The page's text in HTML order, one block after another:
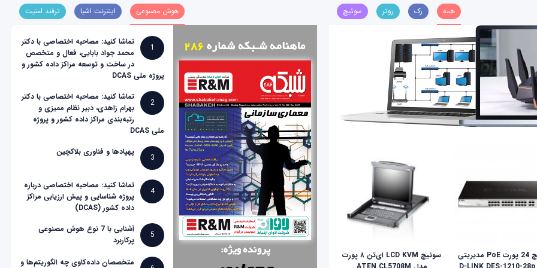
همه رک روتر سوئیچ
سوییچ 24 پورت PoE مدیریتی
سوئيچ LCD KVM ای‌تن ۸ پورت
هوش مصنوعی اینترنت اشیا ترفند امنیت
1
تماشا کنید: مصاحبه اختصاصی با دکتر
محمد جواد بابایی، فعال و متخصص
در ساخت و توسعه مراکز داده کشور و
پروژه ملی DCAS
2
تماشا کنید: مصاحبه اختصاصی با دکتر
بهرام زاهدی، دبیر نظام ممیزی و
رتبه‌بندی مراکز داده کشور و پروژه
ملی DCAS
3
پهپادها و فناوری بلاکچین
4
تماشا کنید: مصاحبه اختصاصی درباره
پروژه شناسایی و پیش ارزیابی مراکز
داده کشور (DCAS)
5
آشنایی با 7 نوع هوش مصنوعی
پرکاربرد
متخصصان داده‌کاوی چه الگوریتم‌ها و